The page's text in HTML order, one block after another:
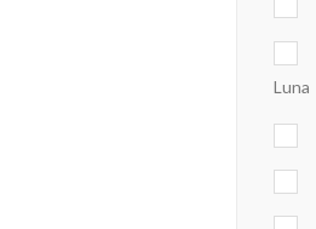
Luna